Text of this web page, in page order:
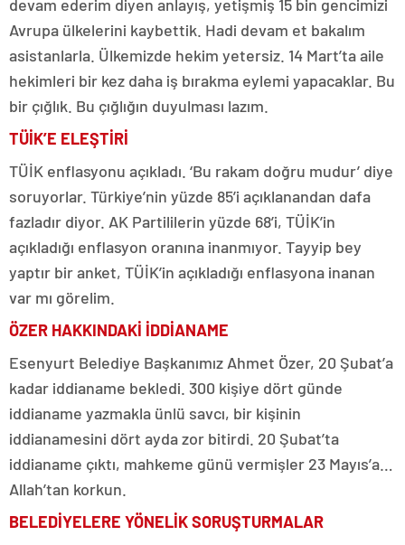
devam ederim diyen anlayış, yetişmiş 15 bin gencimizi
Avrupa ülkelerini kaybettik. Hadi devam et bakalım
asistanlarla. Ülkemizde hekim yetersiz. 14 Mart’ta aile
hekimleri bir kez daha iş bırakma eylemi yapacaklar. Bu
bir çığlık. Bu çığlığın duyulması lazım.
TÜİK’E ELEŞTİRİ
TÜİK enflasyonu açıkladı. ‘Bu rakam doğru mudur’ diye
soruyorlar. Türkiye’nin yüzde 85’i açıklanandan dafa
fazladır diyor. AK Partililerin yüzde 68’i, TÜİK’in
açıkladığı enflasyon oranına inanmıyor. Tayyip bey
yaptır bir anket, TÜİK’in açıkladığı enflasyona inanan
var mı görelim.
ÖZER HAKKINDAKİ İDDİANAME
Esenyurt Belediye Başkanımız Ahmet Özer, 20 Şubat’a
kadar iddianame bekledi. 300 kişiye dört günde
iddianame yazmakla ünlü savcı, bir kişinin
iddianamesini dört ayda zor bitirdi. 20 Şubat’ta
iddianame çıktı, mahkeme günü vermişler 23 Mayıs’a…
Allah’tan korkun.
BELEDİYELERE YÖNELİK SORUŞTURMALAR